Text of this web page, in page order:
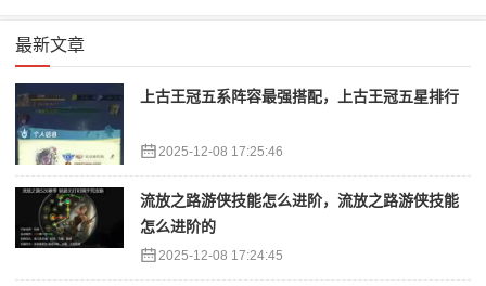
最新文章
上古王冠五系阵容最强搭配，上古王冠五星排行
2025-12-08 17:25:46
流放之路游侠技能怎么进阶，流放之路游侠技能
怎么进阶的
2025-12-08 17:24:45